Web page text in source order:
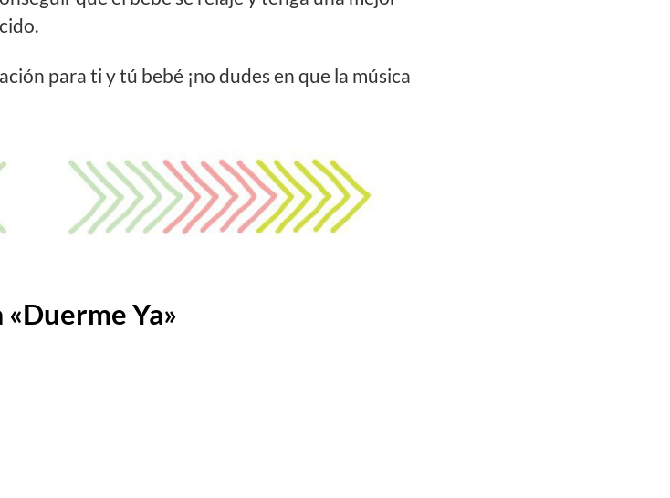
para ti y tú bebé ¡no dudes en que la música
Ya»